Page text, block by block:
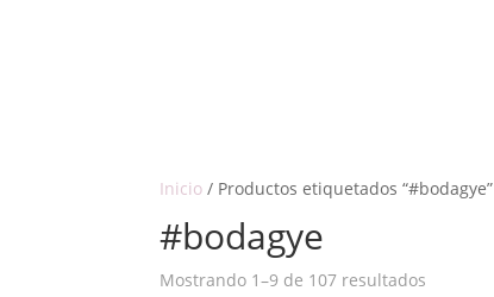
Inicio / Productos etiquetados “#bodagye”
#bodagye
Mostrando 1–9 de 107 resultados